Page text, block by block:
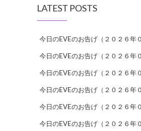
LATEST POSTS
今日のEVEのお告げ（２０２６年
今日のEVEのお告げ（２０２６年
今日のEVEのお告げ（２０２６年
今日のEVEのお告げ（２０２６年
今日のEVEのお告げ（２０２６年
今日のEVEのお告げ（２０２６年